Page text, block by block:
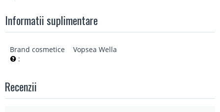
Informatii suplimentare
Brand cosmetice
:
Vopsea Wella
Recenzii